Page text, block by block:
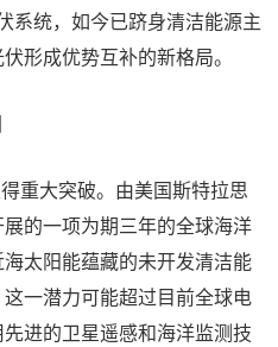
系统，如今已跻身清洁能源主
形成优势互补的新格局。
重大突破。由美国斯特拉思
的一项为期三年的全球海洋
太阳能蕴藏的未开发清洁能
一潜力可能超过目前全球电
进的卫星遥感和海洋监测技